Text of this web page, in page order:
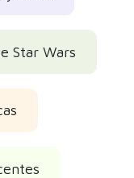
Star Wars